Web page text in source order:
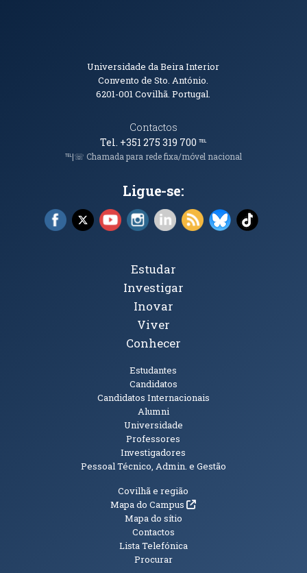
Informações de Contacto
Universidade da Beira Interior
Convento de Sto. António.
6201-001Covilhã. Portugal.
Contactos
Tel. +351 275 319 700℡
℡|☏ Chamada para rede fixa/móvel nacional
Ligue-se:
Facebook (abre em nova janela)
X (abre em nova janela)
YouTube (abre em nova janela)
Instagram (abre em nova janela)
LinkedIn (abre em nova
RSS (abre em nova
Bluesky (abre
TikTok
Tópicos Principais
Estudar
Investigar
Inovar
Viver
Conhecer
Estudantes
Candidatos
Candidatos Internacionais
Alumni
Universidade
Professores
Investigadores
Pessoal Técnico, Admin. e Gestão
Informações Adicionais
Covilhã e região
Mapa do Campus(abre em nova janela)
Mapa do sítio
Contactos
Lista Telefónica
Procurar